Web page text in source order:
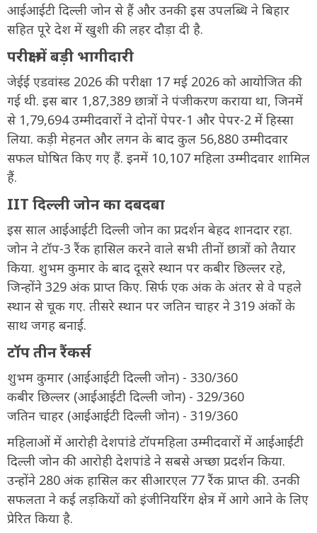
आईआईटी दिल्ली जोन से हैं और उनकी इस उपलब्धि ने बिहार
सहित पूरे देश में खुशी की लहर दौड़ा दी है.
परीक्षा में बड़ी भागीदारी
जेईई एडवांस्ड 2026 की परीक्षा 17 मई 2026 को आयोजित की
गई थी. इस बार 1,87,389 छात्रों ने पंजीकरण कराया था, जिनमें
से 1,79,694 उम्मीदवारों ने दोनों पेपर-1 और पेपर-2 में हिस्सा
लिया. कड़ी मेहनत और लगन के बाद कुल 56,880 उम्मीदवार
सफल घोषित किए गए हैं. इनमें 10,107 महिला उम्मीदवार शामिल
हैं.
IIT दिल्ली जोन का दबदबा
इस साल आईआईटी दिल्ली जोन का प्रदर्शन बेहद शानदार रहा.
जोन ने टॉप-3 रैंक हासिल करने वाले सभी तीनों छात्रों को तैयार
किया. शुभम कुमार के बाद दूसरे स्थान पर कबीर छिल्लर रहे,
जिन्होंने 329 अंक प्राप्त किए. सिर्फ एक अंक के अंतर से वे पहले
स्थान से चूक गए. तीसरे स्थान पर जतिन चाहर ने 319 अंकों के
साथ जगह बनाई.
टॉप तीन रैंकर्स
शुभम कुमार (आईआईटी दिल्ली जोन) - 330/360
कबीर छिल्लर (आईआईटी दिल्ली जोन) - 329/360
जतिन चाहर (आईआईटी दिल्ली जोन) - 319/360
महिलाओं में आरोही देशपांडे टॉपमहिला उम्मीदवारों में आईआईटी
दिल्ली जोन की आरोही देशपांडे ने सबसे अच्छा प्रदर्शन किया.
उन्होंने 280 अंक हासिल कर सीआरएल 77 रैंक प्राप्त की. उनकी
सफलता ने कई लड़कियों को इंजीनियरिंग क्षेत्र में आगे आने के लिए
प्रेरित किया है.